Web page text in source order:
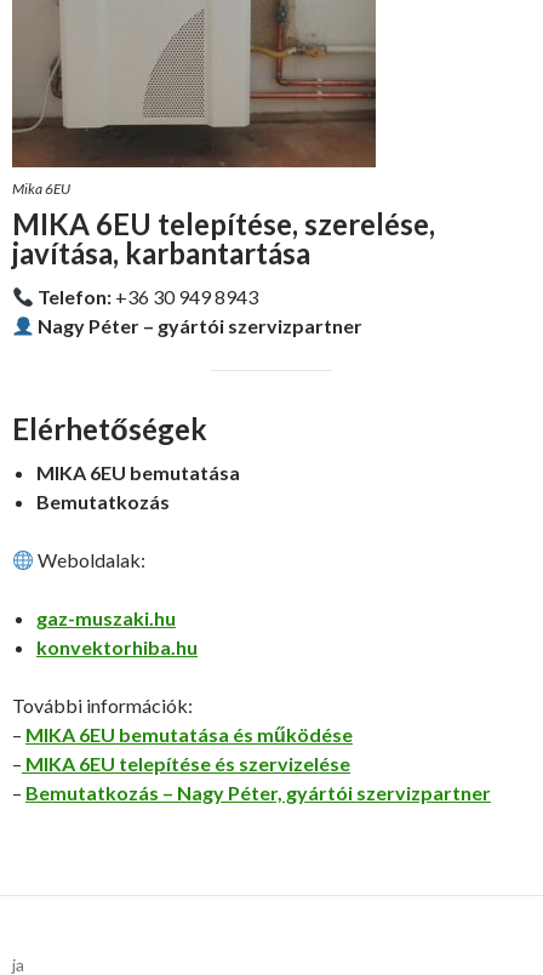
Mika 6EU
MIKA 6EU telepítése, szerelése,
javítása, karbantartása
Telefon: +36 30 949 8943
Nagy Péter – gyártói szervizpartner
Elérhetőségek
MIKA 6EU bemutatása
Bemutatkozás
Weboldalak:
gaz-muszaki.hu
konvektorhiba.hu
További információk:
– MIKA 6EU bemutatása és működése
– MIKA 6EU telepítése és szervizelése
– Bemutatkozás – Nagy Péter, gyártói szervizpartner
ja